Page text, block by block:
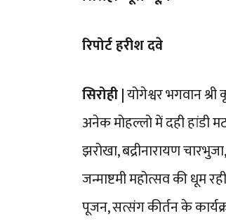
रिपोर्ट हरीश दवे
सिरोही |योगेश्वर भगवान
अनेक मोहल्लो में दही हांडी
झरोखा, बद्रीनारायण
जन्माष्टमी महोत्सव की धूम
पूजन, सत्संग कीर्तन के